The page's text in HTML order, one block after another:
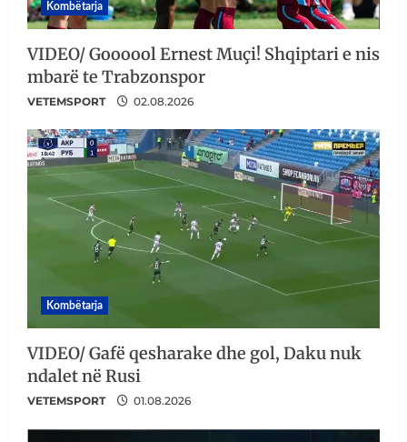
Kombëtarja
VIDEO/ Goooool Ernest Muçi! Shqiptari e nis
mbarë te Trabzonspor
VETEMSPORT 02.08.2026
Kombëtarja
VIDEO/ Gafë qesharake dhe gol, Daku nuk
ndalet në Rusi
VETEMSPORT 01.08.2026